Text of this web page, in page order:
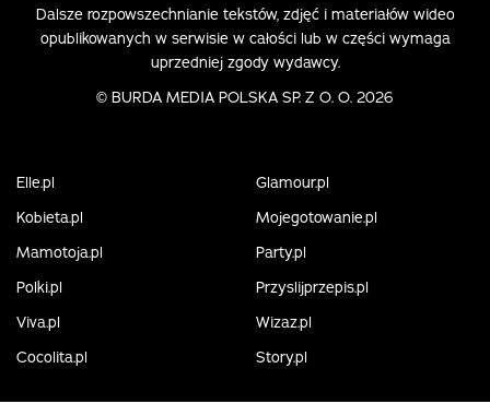
Dalsze rozpowszechnianie tekstów, zdjęć i materiałów wideo
opublikowanych w serwisie w całości lub w części wymaga
uprzedniej zgody wydawcy.
© BURDA MEDIA POLSKA SP. Z O. O. 2026
Elle.pl
Glamour.pl
Kobieta.pl
Mojegotowanie.pl
Mamotoja.pl
Party.pl
Polki.pl
Przyslijprzepis.pl
Viva.pl
Wizaz.pl
Cocolita.pl
Story.pl